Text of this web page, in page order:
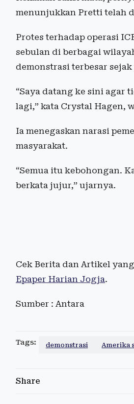
menunjukkan Pretti telah
Protes terhadap operasi
sebulan di berbagai
demonstrasi terbesar
“Saya datang ke sini agar
lagi,” kata Crystal Hagen,
Ia menegaskan narasi
masyarakat.
“Semua itu kebohongan.
berkata jujur,” ujarnya.
Cek Berita dan Artikel
Epaper Harian Jogja.
Sumber : Antara
Tags: demonstrasi Amerika
Share